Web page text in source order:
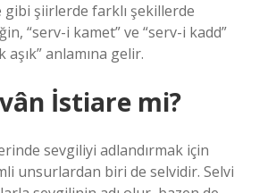
gibi şiirlerde farklı şekillerde
“serv-i kamet” ve “serv-i kadd”
anlamına gelir.
İstiare mi?
sevgiliyi adlandırmak için
unsurlardan biri de selvidir. Selvi